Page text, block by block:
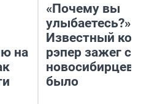
на
«Почему вы
улыбаетесь?»
Известный
рэпер зажег с
новосибирцев:
было